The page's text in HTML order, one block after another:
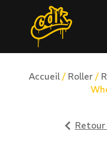
Accueil/ Roller/